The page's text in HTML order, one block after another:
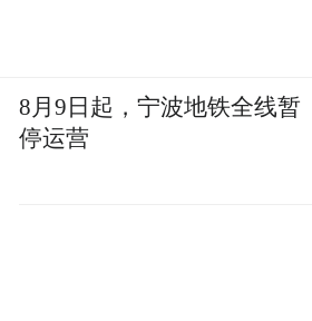
8月9日起，宁波地铁全线暂
停运营